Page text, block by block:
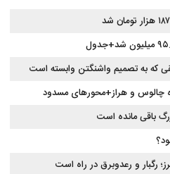
که به تصمیم واشنگتن وابسته است
چالوس و هراز+محورهای مسدود
باقی مانده است
رگبار و رعدوبرق در راه است